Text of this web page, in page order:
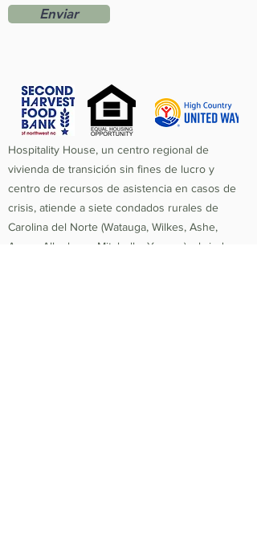
Enviar
Hospitality House, un centro regional de
vivienda de transición sin fines de lucro y
centro de recursos de asistencia en casos de
crisis, atiende a siete condados rurales de
Carolina del Norte (Watauga, Wilkes, Ashe,
Avery, Alleghany, Mitchell y Yancey) y brindan